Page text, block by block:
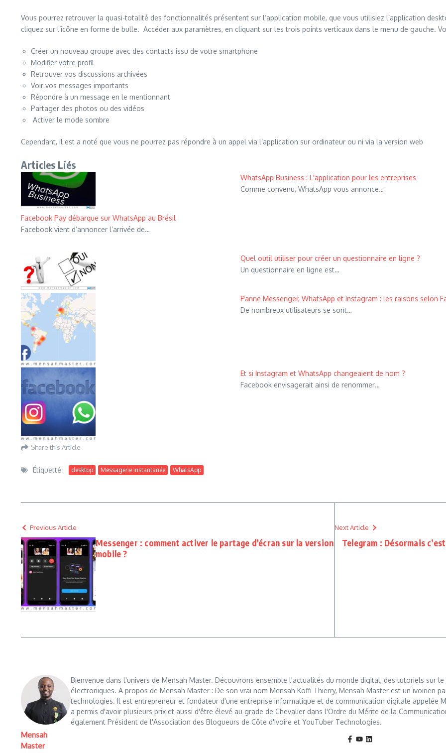
Vous pourrez retrouver la quasi-totalité des fonctionnalités présentent sur l’application mobile, que vous utilisiez l’application
cliquez sur l’icône en forme de bulle. Accéder aux paramètres, en cliquant sur les trois points verticaux dans le menu de gauche.
Créer un nouveau groupe avec des contacts issu de votre smartphone
Modifier votre profil
Retrouver vos discussions archivées
Voir vos messages importants
Répondre à un message en le mentionnant
Partager des photos ou des vidéos
Activer le mode sombre
Cependant, il est a noté que vous ne pourrez pas répondre à un appel via l’application sur ordinateur ou ni via la version web
Articles Liés
WhatsApp Business : L'application pour les entreprises
Comme convenu, WhatsApp vous annonce…
Facebook Pay débarque sur WhatsApp au Brésil
Facebook vient d’annoncer l’arrivée de…
Quel outil utiliser pour créer un questionnaire en ligne ?
Un questionnaire en ligne est…
Panne Messenger, WhatsApp et Instagram : les raisons selon
De nombreux utilisateurs se sont…
Et si Instagram et WhatsApp changeaient de nom ?
Facebook envisagerait ainsi de renommer…
Share this Article
Étiquetté : desktop Messagerie instantanée WhatsApp
Previous Article
Messenger : comment activer le partage d’écran sur la version
mobile ?
Next Article
Telegram : Désormais
Mensah
Master
Bienvenue dans l'univers de Mensah Master. Découvrons ensemble l'actualités du monde digital, des tutoriels sur
électroniques. A propos de Mensah Master : De son vrai nom Mensah Koffi Thierry, Mensah Master est un ivoirien
technologies. Il est entrepreneur et fondateur d'une entreprise informatique et de communication digitale appelée
a permis d'avoir plusieurs prix et aussi d'être élevé au grade de Chevalier dans l'Ordre du Mérite de la
également Président de l'Association des Blogueurs de Côte d'Ivoire et YouTuber Technologies.